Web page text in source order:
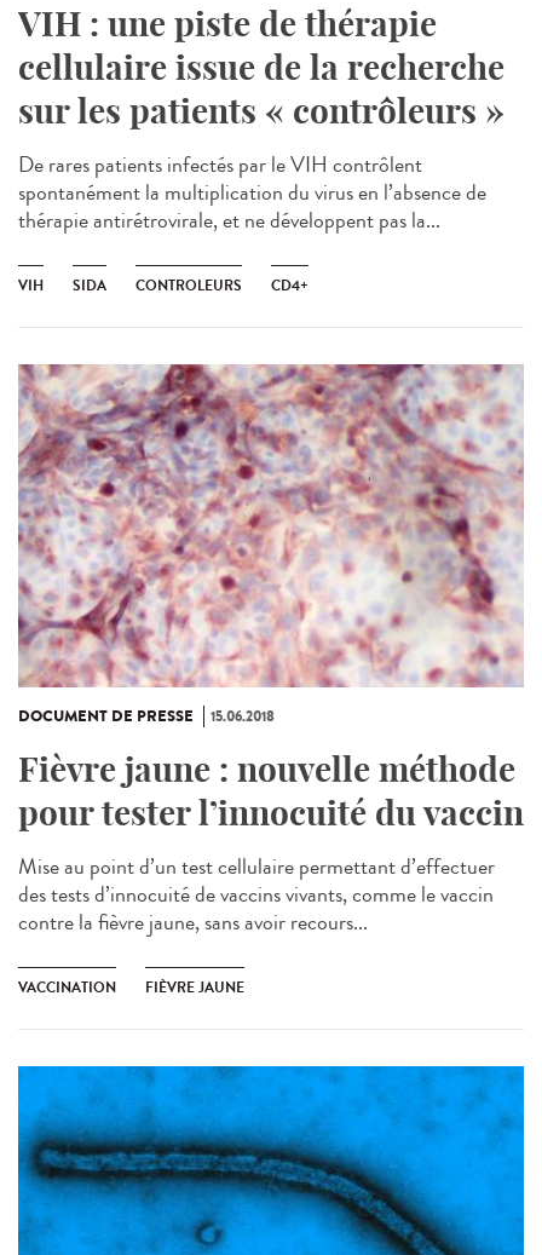
VIH : une piste de thérapie
cellulaire issue de la recherche
sur les patients « contrôleurs »
De rares patients infectés par le VIH contrôlent
spontanément la multiplication du virus en l’absence de
thérapie antirétrovirale, et ne développent pas la...
VIH SIDA CONTROLEURS CD4+
DOCUMENT DE PRESSE 15.06.2018
Fièvre jaune : nouvelle méthode
pour tester l’innocuité du vaccin
Mise au point d’un test cellulaire permettant d’effectuer
des tests d’innocuité de vaccins vivants, comme le vaccin
contre la fièvre jaune, sans avoir recours...
VACCINATION FIÈVRE JAUNE